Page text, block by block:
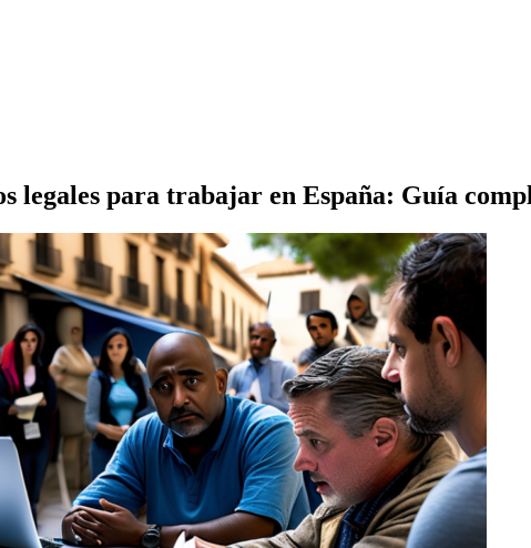
legales para trabajar en España: Guía